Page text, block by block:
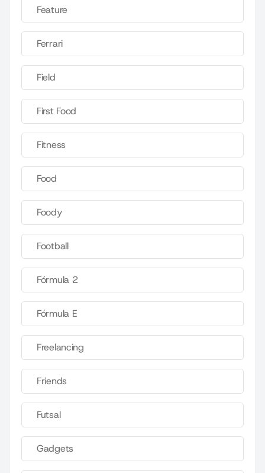
Feature
Ferrari
Field
First Food
Fitness
Food
Foody
Football
Fórmula 2
Fórmula E
Freelancing
Friends
Futsal
Gadgets